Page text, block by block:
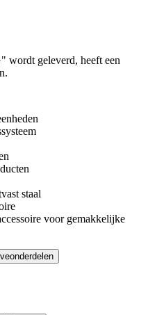
geleverd, heeft een
staal
voor gemakkelijke